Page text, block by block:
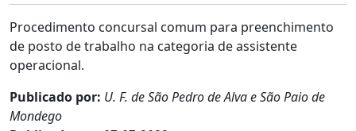
Procedimento concursal comum para preenchimento
de posto de trabalho na categoria de assistente
operacional.
Publicado por: U. F. de São Pedro de Alva e São Paio de
Mondego